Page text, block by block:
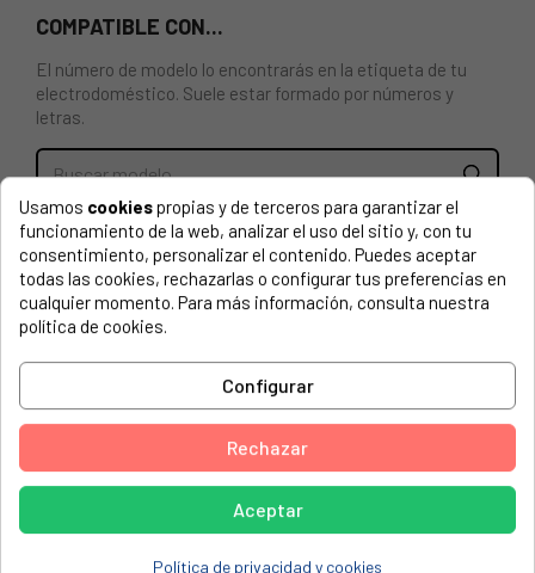
COMPATIBLE CON...
El número de modelo lo encontrarás en la etiqueta de tu
electrodoméstico. Suele estar formado por números y
letras.
CESTA INFERIOR PARA LAVAVAJILLAS FAGOR, EDESA,
DAEWOO, GALANZ, ETC.
AYA, AYA1247DB4-S
AYA, AYA1247DB4-SNE
BOMANN, GSP 853 WEISS
BOMANN, GSP 853 WEISS (785300)
BOMANN, GSP 860 WEISS
Usamos cookiespropias y de terceros para garantizar el
funcionamiento de la web, analizar el uso del sitio y, con tu
consentimiento, personalizar el contenido. Puedes aceptar
todas las cookies, rechazarlas o configurar tus preferencias en
cualquier momento. Para más información, consulta nuestra
política de cookies.
Configurar
Rechazar
Aceptar
Política de privacidad y cookies